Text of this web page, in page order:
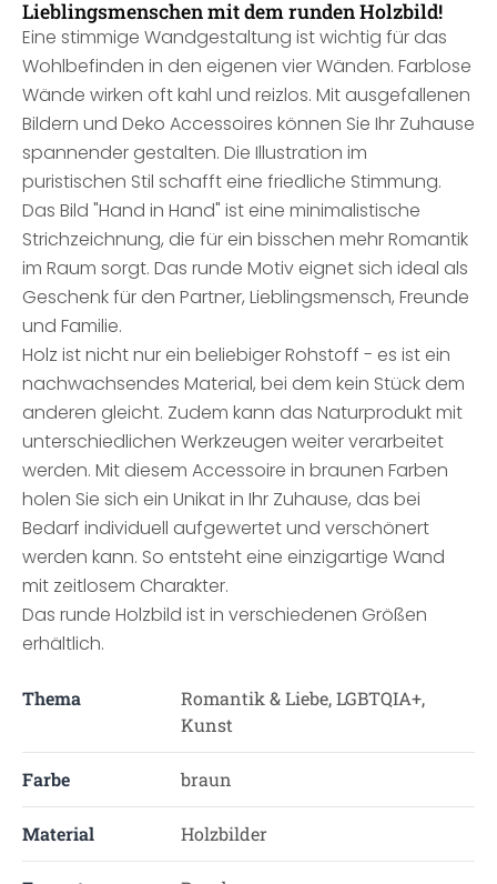
Lieblingsmenschen mit dem runden Holzbild!
Eine stimmige Wandgestaltung ist wichtig für das
Wohlbefinden in den eigenen vier Wänden. Farblose
Wände wirken oft kahl und reizlos. Mit ausgefallenen
Bildern und Deko Accessoires können Sie Ihr Zuhause
spannender gestalten. Die Illustration im
puristischen Stil schafft eine friedliche Stimmung.
Das Bild "Hand in Hand" ist eine minimalistische
Strichzeichnung, die für ein bisschen mehr Romantik
im Raum sorgt. Das runde Motiv eignet sich ideal als
Geschenk für den Partner, Lieblingsmensch, Freunde
und Familie.
Holz ist nicht nur ein beliebiger Rohstoff - es ist ein
nachwachsendes Material, bei dem kein Stück dem
anderen gleicht. Zudem kann das Naturprodukt mit
unterschiedlichen Werkzeugen weiter verarbeitet
werden. Mit diesem Accessoire in braunen Farben
holen Sie sich ein Unikat in Ihr Zuhause, das bei
Bedarf individuell aufgewertet und verschönert
werden kann. So entsteht eine einzigartige Wand
mit zeitlosem Charakter.
Das runde Holzbild ist in verschiedenen Größen
erhältlich.
Thema
Romantik & Liebe, LGBTQIA+,
Kunst
Farbe braun
Material Holzbilder